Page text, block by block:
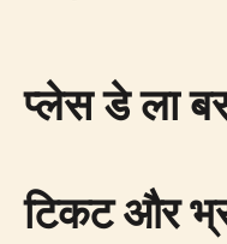
प्लेस डे ला
टिकट और